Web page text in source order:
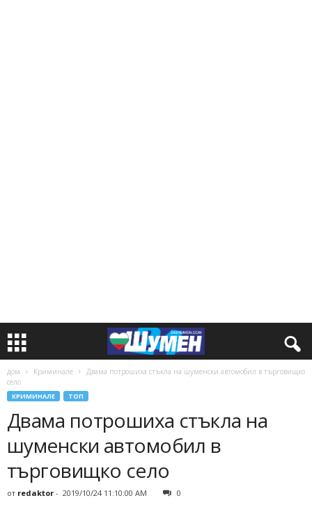
дом Криминале
Двама потрошиха стъкла на шуменски автомобил в търговищко
село
КРИМИНАЛЕ ТОП
Двама потрошиха стъкла на
шуменски автомобил в
търговищко село
от redaktor - 2019/10/24 11:10:00 AM 0